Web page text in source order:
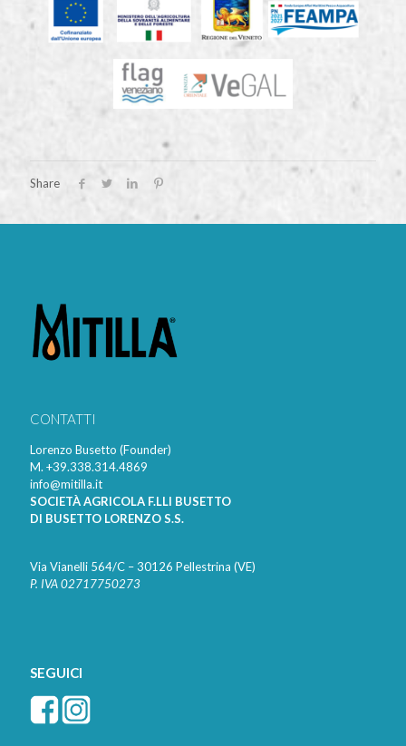
Share
CONTATTI
Lorenzo Busetto (Founder)
M. +39.338.314.4869
info@mitilla.it
SOCIETÀAGRICOLA F.LLI BUSETTO
DI BUSETTO LORENZO S.S.
Via Vianelli 564/C – 30126 Pellestrina (VE)
P. IVA 02717750273
SEGUICI